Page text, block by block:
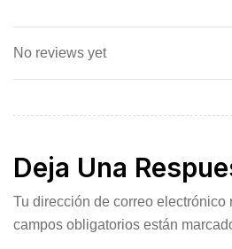
No reviews yet
Deja Una
Tu dirección de correo electrónico
campos obligatorios están